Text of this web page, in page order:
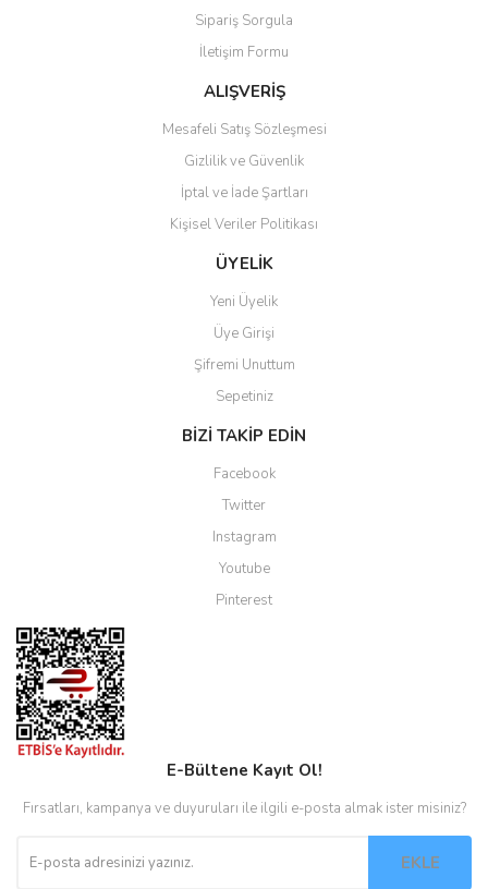
Sipariş Sorgula
İletişim Formu
ALIŞVERİŞ
Mesafeli Satış Sözleşmesi
Gizlilik ve Güvenlik
İptal ve İade Şartları
Kişisel Veriler Politikası
ÜYELİK
Yeni Üyelik
Üye Girişi
Şifremi Unuttum
Sepetiniz
BİZİ TAKİP EDİN
Facebook
Twitter
Instagram
Youtube
Pinterest
E-Bültene Kayıt Ol!
Fırsatları, kampanya ve duyuruları ile ilgili e-posta almak ister misiniz?
EKLE